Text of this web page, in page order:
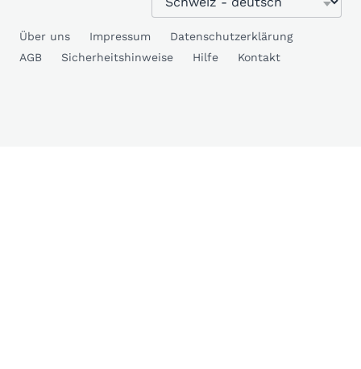
Über uns Impressum
Datenschutzerklärung
AGB
Sicherheitshinweise Hilfe Kontakt